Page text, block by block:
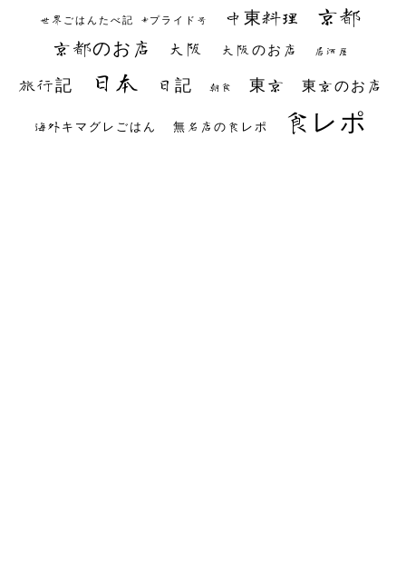
世界ごはんたべ記 #プライド号 中東料理 京都
京都のお店 大阪 大阪のお店 居酒屋
旅行記 日本 日記 朝食 東京 東京のお店
海外キマグレごはん 無名店の食レポ 食レポ